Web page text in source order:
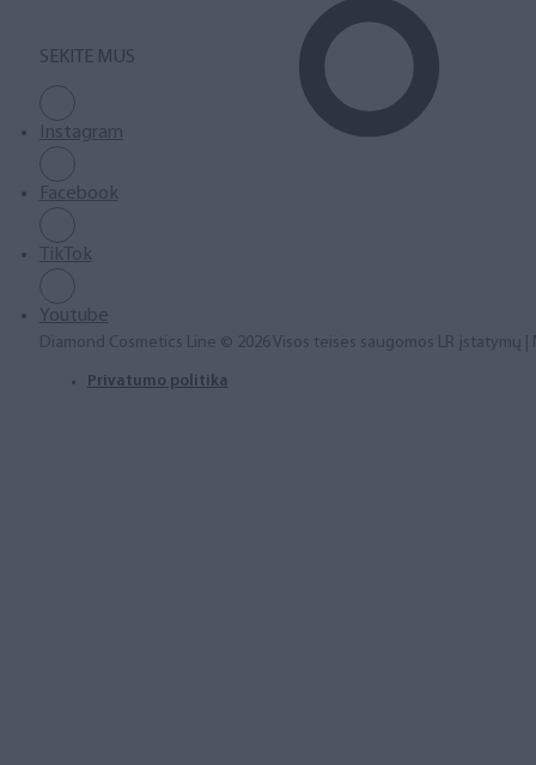
SEKITE MUS
Instagram
Facebook
TikTok
Youtube
Diamond Cosmetics Line © 2026 Visos teisės saugomos LR įstatymų
Privatumo politika